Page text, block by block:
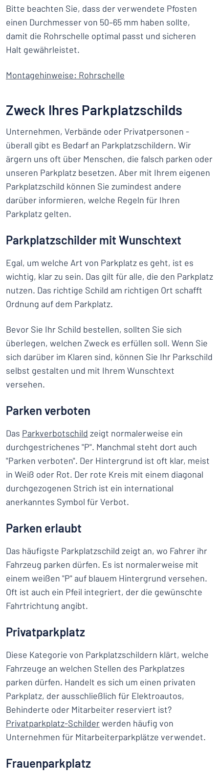
Bitte beachten Sie, dass der verwendete Pfosten
einen Durchmesser von 50–65 mm haben sollte,
damit die Rohrschelle optimal passt und sicheren
Halt gewährleistet.
Montagehinweise: Rohrschelle
Zweck Ihres Parkplatzschilds
Unternehmen, Verbände oder Privatpersonen -
überall gibt es Bedarf an Parkplatzschildern. Wir
ärgern uns oft über Menschen, die falsch parken oder
unseren Parkplatz besetzen. Aber mit Ihrem eigenen
Parkplatzschild können Sie zumindest andere
darüber informieren, welche Regeln für Ihren
Parkplatz gelten.
Parkplatzschilder mit Wunschtext
Egal, um welche Art von Parkplatz es geht, ist es
wichtig, klar zu sein. Das gilt für alle, die den Parkplatz
nutzen. Das richtige Schild am richtigen Ort schafft
Ordnung auf dem Parkplatz.
Bevor Sie Ihr Schild bestellen, sollten Sie sich
überlegen, welchen Zweck es erfüllen soll. Wenn Sie
sich darüber im Klaren sind, können Sie Ihr Parkschild
selbst gestalten und mit Ihrem Wunschtext
versehen.
Parken verboten
Das Parkverbotschild zeigt normalerweise ein
durchgestrichenes "P". Manchmal steht dort auch
"Parken verboten". Der Hintergrund ist oft klar, meist
in Weiß oder Rot. Der rote Kreis mit einem diagonal
durchgezogenen Strich ist ein international
anerkanntes Symbol für Verbot.
Parken erlaubt
Das häufigste Parkplatzschild zeigt an, wo Fahrer ihr
Fahrzeug parken dürfen. Es ist normalerweise mit
einem weißen "P" auf blauem Hintergrund versehen.
Oft ist auch ein Pfeil integriert, der die gewünschte
Fahrtrichtung angibt.
Privatparkplatz
Diese Kategorie von Parkplatzschildern klärt, welche
Fahrzeuge an welchen Stellen des Parkplatzes
parken dürfen. Handelt es sich um einen privaten
Parkplatz, der ausschließlich für Elektroautos,
Behinderte oder Mitarbeiter reserviert ist?
Privatparkplatz-Schilderwerden häufig von
Unternehmen für Mitarbeiterparkplätze verwendet.
Frauenparkplatz